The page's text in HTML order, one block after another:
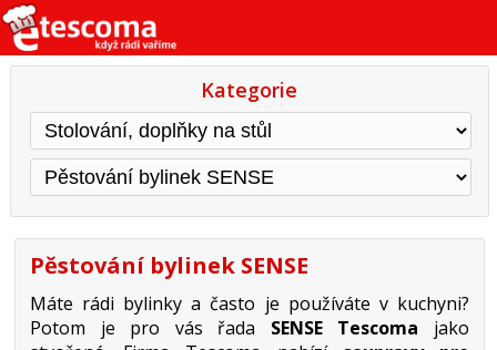
Kategorie
Pěstování bylinek SENSE
Máte rádi bylinky a často je používáte v kuchyni?
Potom je pro vás řada SENSE Tescoma jako